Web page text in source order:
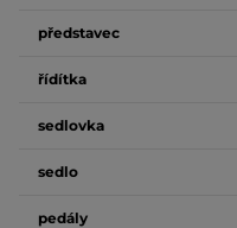
představec
řídítka
sedlovka
sedlo
pedály